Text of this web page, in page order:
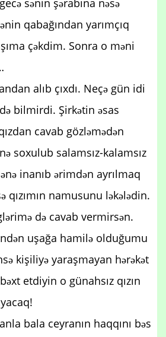
sənin şərabına nəsə
qabağından yarımçıq
çəkdim. Sonra o məni
alıb çıxdı. Neçə gün idi
bilmirdi. Şirkətin əsas
cavab gözləmədən
soxulub salamsız-kalamsız
inanıb ərimdən ayrılmaq
qızımın namusunu ləkələdin.
də cavab vermirsən.
uşağa hamilə olduğumu
kişiliyə yaraşmayan hərəkət
etdiyin o günahsız qızın
bala ceyranın haqqını bəs